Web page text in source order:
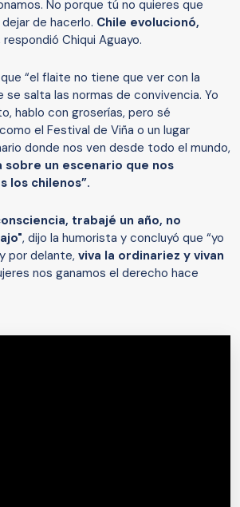
No porque tú no quieres que
de hacerlo. Chile evolucionó,
respondió Chiqui Aguayo.
“el flaite no tiene que ver con la
salta las normas de convivencia. Yo
hablo con groserías, pero sé
el Festival de Viña o un lugar
donde nos ven desde todo el mundo,
sobre un escenario que nos
los chilenos”.
trabajé un año, no
, dijo la humorista y concluyó que “yo
por delante, viva la ordinariez y vivan
nos ganamos el derecho hace